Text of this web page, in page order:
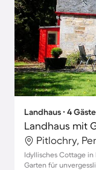
Landhaus ∙ 4
Landhaus mit
Idyllisches Cottage
Garten für